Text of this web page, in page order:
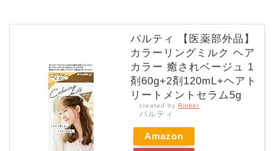
パルティ 【医薬部外品】
カラーリングミルク ヘア
カラー 癒されベージュ 1
剤60g+2剤120mL+ヘアト
リートメントセラム5g
created by Rinker
パルティ
Amazon